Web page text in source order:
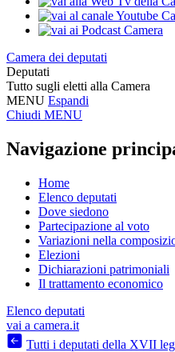
Camera dei deputati
Deputati
Tutto sugli eletti alla Camera
MENU Espandi
Chiudi MENU
Navigazione
Home
Elenco deputati
Dove siedono
Partecipazione al voto
Variazioni nella
Elezioni
Dichiarazioni patrimoniali
Il trattamento economico
Elenco deputati
vai a camera.it
Tutti i deputati della XVII